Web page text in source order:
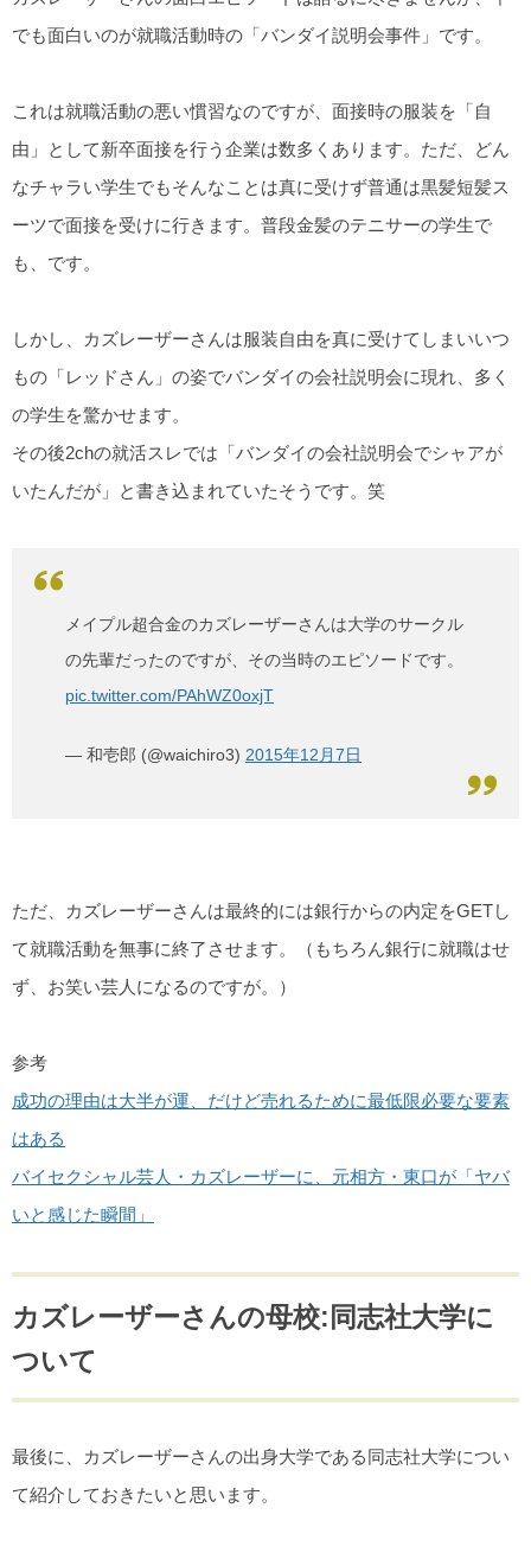
でも面白いのが就職活動時の「バンダイ説明会事件」です。
これは就職活動の悪い慣習なのですが、面接時の服装を「自
由」として新卒面接を行う企業は数多くあります。ただ、どん
なチャラい学生でもそんなことは真に受けず普通は黒髪短髪ス
ーツで面接を受けに行きます。普段金髪のテニサーの学生で
も、です。
しかし、カズレーザーさんは服装自由を真に受けてしまいいつ
もの「レッドさん」の姿でバンダイの会社説明会に現れ、多く
の学生を驚かせます。
その後2chの就活スレでは「バンダイの会社説明会でシャアが
いたんだが」と書き込まれていたそうです。笑
メイプル超合金のカズレーザーさんは大学のサークル
の先輩だったのですが、その当時のエピソードです。
pic.twitter.com/PAhWZ0oxjT
— 和壱郎 (@waichiro3) 2015年12月7日
ただ、カズレーザーさんは最終的には銀行からの内定をGETし
て就職活動を無事に終了させます。（もちろん銀行に就職はせ
ず、お笑い芸人になるのですが。）
参考
成功の理由は大半が運、だけど売れるために最低限必要な要素
はある
バイセクシャル芸人・カズレーザーに、元相方・東口が「ヤバ
いと感じた瞬間」
カズレーザーさんの母校:同志社大学に
ついて
最後に、カズレーザーさんの出身大学である同志社大学につい
て紹介しておきたいと思います。